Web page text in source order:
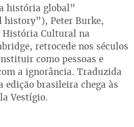
história global”
history”), Peter Burke,
História Cultural na
retrocede nos séculos
como pessoas e
a ignorância. Traduzida
edição brasileira chega às
Vestígio.